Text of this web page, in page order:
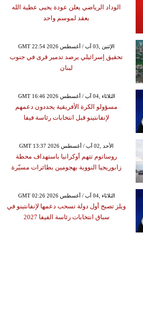
الوداد الرياضي يعلن عودة يحيى عطية الله
بعقد لموسم واحد
GMT 22:54 2026 الإثنين ,03 آب / أغسطس
تحقيق إسرائيلي يرصد تدمير قرى في جنوب
لبنان
GMT 16:46 2026 الثلاثاء ,04 آب / أغسطس
مسؤولو الكرة الأفريقية يجددون دعمهم
لإنفانتينو قبل انتخابات رئاسة فيفا
GMT 13:37 2026 الأحد ,02 آب / أغسطس
روساتوم تتهم أوكرانيا باستهداف محطة
زابوريجيا النووية بهجومين بطائرات مسيّرة
GMT 02:26 2026 الثلاثاء ,04 آب / أغسطس
ويلز تصبح أول دولة تسحب دعمها لإنفانتينو في
سباق انتخابات رئاسة الفيفا 2027